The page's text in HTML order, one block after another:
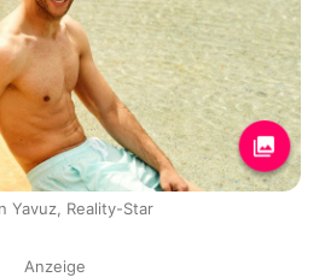
Yavuz, Reality-Star
Anzeige